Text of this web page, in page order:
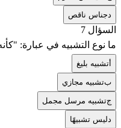
د جناس ناقص
السؤال 7
ما نوع التشبيه في عبارة:
أتشبيه بليغ
بتشبيه مجازي
جتشبيه مرسل مجمل
د ليس تشبيهًا